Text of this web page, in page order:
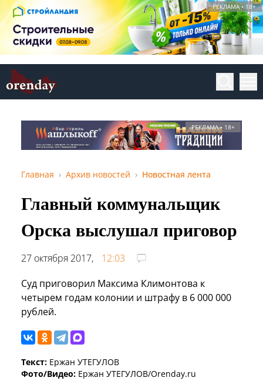
РЕКЛАМА • 18+
РЕКЛАМА • 18+
Главная Архив новостей Новостная лента
Главный коммунальщик
Орска выслушал приговор
27 октября 2017,
12:03
Суд приговорил Максима Климонтова к
четырем годам колонии и штрафу в 6 000 000
рублей.
Текст: Ержан УТЕГУЛОВ
Фото/Видео: Ержан УТЕГУЛОВ/Orenday.ru